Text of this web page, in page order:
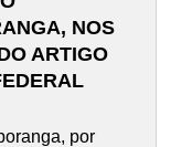
NOS
ARTIGO
por